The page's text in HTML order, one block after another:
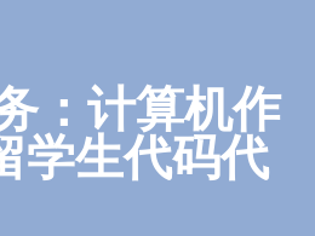
：计算机作
学生代码代